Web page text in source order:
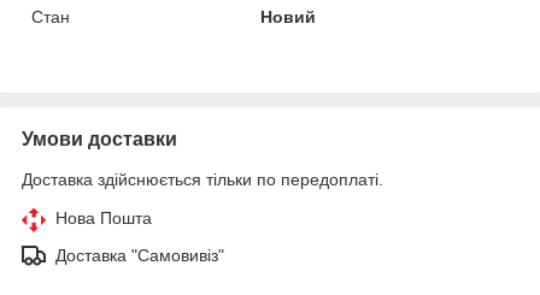
Стан
Новий
Умови доставки
Доставка здійснюється тільки по передоплаті.
Нова Пошта
Доставка "Самовивіз"